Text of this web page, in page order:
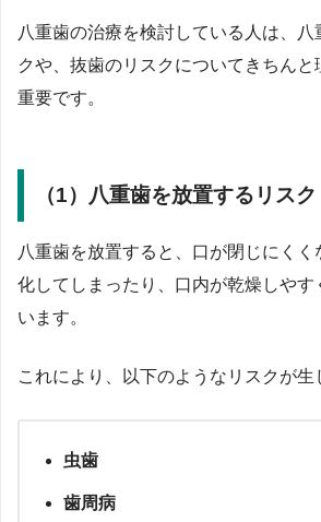
八重歯の治療を検討している人は、八
クや、抜歯のリスクについてきちん
重要です。
（1）八重歯を放置するリスク
八重歯を放置すると、口が閉じにく
化してしまったり、口内が乾燥しやす
います。
これにより、以下のようなリスクが生
虫歯
歯周病